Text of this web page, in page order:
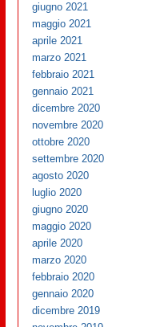
giugno 2021
maggio 2021
aprile 2021
marzo 2021
febbraio 2021
gennaio 2021
dicembre 2020
novembre 2020
ottobre 2020
settembre 2020
agosto 2020
luglio 2020
giugno 2020
maggio 2020
aprile 2020
marzo 2020
febbraio 2020
gennaio 2020
dicembre 2019